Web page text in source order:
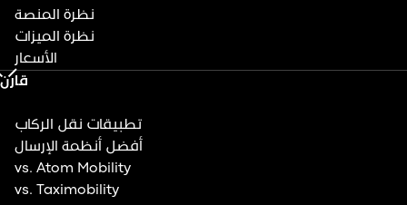
نظرة المنصة
نظرة الميزات
الأسعار
قارن
تطبيقات نقل الركاب
أفضل أنظمة الإرسال
vs. Atom Mobility
vs. Taximobility